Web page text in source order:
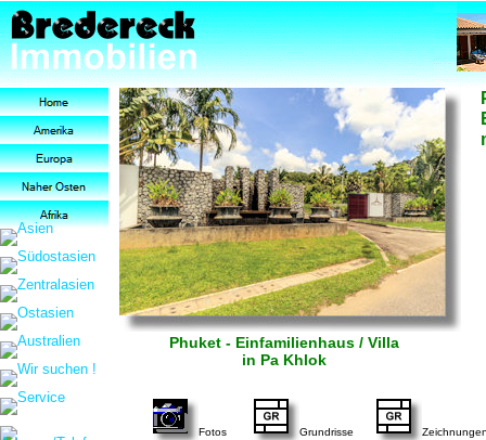
Fotos Grundrisse
Phuket - Einfamilienhaus / Villa
in Pa Khlok